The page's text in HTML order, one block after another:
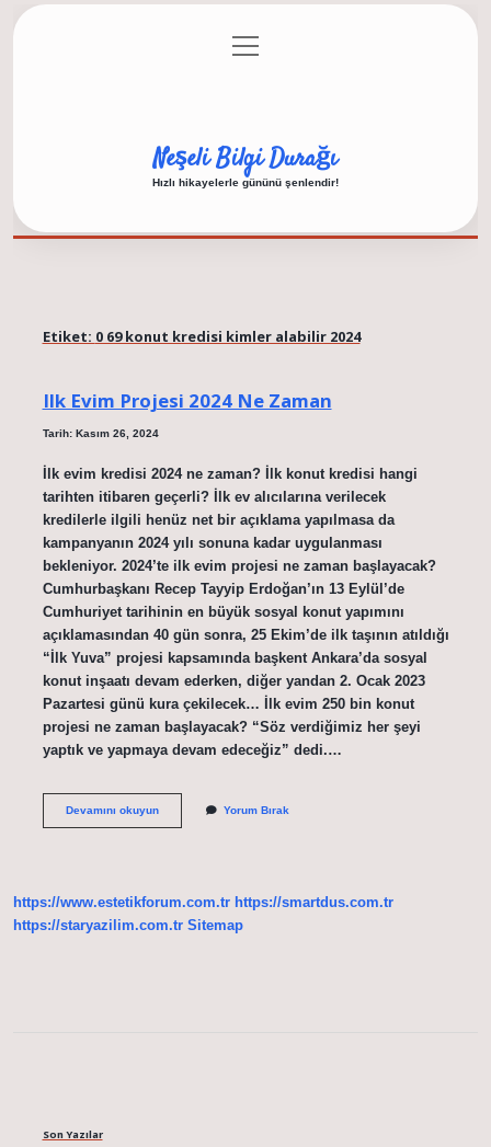
Gizlilik Politikası
menüyü
aç
Neşeli Bilgi Durağı
Hızlı hikayelerle gününü şenlendir!
Etiket: 0 69 konut kredisi kimler alabilir 2024
Ilk Evim Projesi 2024 Ne Zaman
Tarih: Kasım 26, 2024
İlk evim kredisi 2024 ne zaman? İlk konut kredisi hangi
tarihten itibaren geçerli? İlk ev alıcılarına verilecek
kredilerle ilgili henüz net bir açıklama yapılmasa da
kampanyanın 2024 yılı sonuna kadar uygulanması
bekleniyor. 2024’te ilk evim projesi ne zaman başlayacak?
Cumhurbaşkanı Recep Tayyip Erdoğan’ın 13 Eylül’de
Cumhuriyet tarihinin en büyük sosyal konut yapımını
açıklamasından 40 gün sonra, 25 Ekim’de ilk taşının atıldığı
“İlk Yuva” projesi kapsamında başkent Ankara’da sosyal
konut inşaatı devam ederken, diğer yandan 2. Ocak 2023
Pazartesi günü kura çekilecek… İlk evim 250 bin konut
projesi ne zaman başlayacak? “Söz verdiğimiz her şeyi
yaptık ve yapmaya devam edeceğiz” dedi.…
Devamını okuyunIlk
Yorum Bırak
https://www.estetikforum.com.tr https://smartdus.com.tr
https://staryazilim.com.tr Sitemap
Son Yazılar